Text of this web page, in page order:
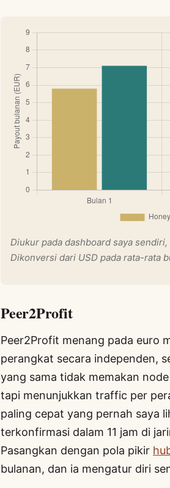
Diukur pada dashboard saya
Dikonversi dari USD pada rata-rata
Peer2Profit
Peer2Profit menang pada euro
perangkat secara independen,
yang sama tidak memakan
tapi menunjukkan traffic per
paling cepat yang pernah saya
terkonfirmasi dalam 11 jam di
Pasangkan dengan pola pikir
bulanan, dan ia mengatur diri